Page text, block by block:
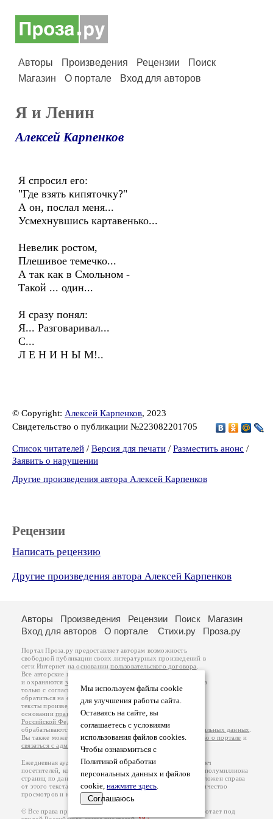
Авторы Произведения Рецензии
Поиск
Магазин
О портале Вход для авторов
Я и Ленин
Алексей Карпенков
Я спросил его:
"Где взять кипяточку?"
А он, послал меня...
Усмехнувшись картавенько...
Невелик ростом,
Плешивое темечко...
А так как в Смольном -
Такой ... один...
Я сразу понял:
Я... Разговаривал...
С...
Л Е Н И Н Ы М!..
© Copyright: Алексей Карпенков, 2023
Свидетельство о публикации №223082201705
Список читателей / Версия для печати / Разместить анонс /
Заявить о нарушении
Другие произведения автора Алексей Карпенков
Рецензии
Написать рецензию
Другие произведения автора Алексей Карпенков
Мы используем файлы cookie
для улучшения работы сайта.
Оставаясь на сайте, вы
соглашаетесь с условиями
использования файлов cookies.
Чтобы ознакомиться с
Политикой обработки
персональных данных и файлов
cookie, нажмите здесь.
Соглашаюсь
Авторы Произведения Рецензии Поиск
Магазин
Вход для авторов
О портале Стихи.ру Проза.ру
Портал Проза.ру предоставляет авторам возможность
свободной публикации своих литературных произведений в
сети Интернет на основаниипользовательского договора
Все авторские права на произведения принадлежат авторам
и охраняются законом
. Перепечатка произведений возможна
только с согласия его автора, к которому вы можете
обратиться на его авторской странице. Ответственность за
тексты произведений авторы несут самостоятельно на
основанииправил публикацииизаконодательства
Российской Федерации
обрабатываются на основанииПолитики обработки персональных данных
Вы также можете посмотреть более подробнуюинформацию о портале и
связаться с администрацией
Ежедневная аудитория портала Проза.ру – порядка 100 тысяч
посетителей, которые в общей сумме просматривают более полумиллиона
страниц по данным счетчика посещаемости, который расположен справа
от этого текста. В каждой графе указано по две цифры: количество
просмотров и количество посетителей.
© Все права принадлежат авторам, 2000-2026. Портал работает под